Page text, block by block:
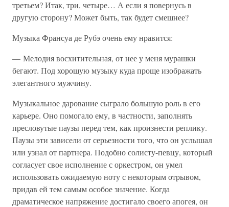
третьем? Итак, три, четыре… А если я повернусь в
другую сторону? Может быть, так будет смешнее?
Музыка Франсуа де Рубэ очень ему нравится:
— Мелодия восхитительная, от нее у меня мурашки
бегают. Под хорошую музыку куда проще изображать
элегантного мужчину.
Музыкальное дарование сыграло большую роль в его
карьере. Оно помогало ему, в частности, заполнять
пресловутые паузы перед тем, как произнести реплику.
Паузы эти зависели от серьезности того, что он услышал
или узнал от партнера. Подобно солисту-певцу, который
согласует свое исполнение с оркестром, он умел
использовать ожидаемую ноту с некоторым отрывом,
придав ей тем самым особое значение. Когда
драматическое напряжение достигало своего апогея, он